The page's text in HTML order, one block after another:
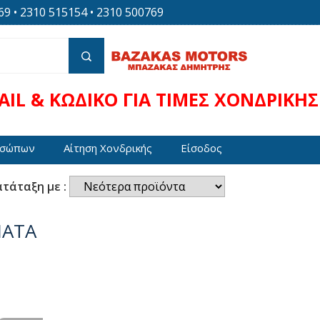
2310 515154 • 2310 500769
& ΚΩΔΙΚΟ ΓΙΑ ΤΙΜΕΣ ΧΟΝΔΡΙΚΗΣ
Αίτηση Χονδρικής Είσοδος
με :